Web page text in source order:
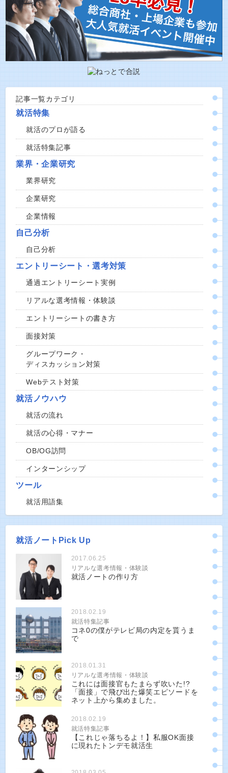
記事一覧カテゴリ
就活特集
就活のプロが語る
就活特集記事
業界・企業研究
業界研究
企業研究
企業情報
自己分析
自己分析
エントリーシート・選考対策
通過エントリーシート実例
リアルな選考情報・体験談
エントリーシートの書き方
面接対策
グループワーク・
ディスカッション対策
Webテスト対策
就活ノウハウ
就活の流れ
就活の心得・マナー
OB/OG訪問
インターンシップ
ツール
就活用語集
就活ノートPick Up
2017.06.25
リアルな選考情報・体験談
就活ノートの作り方
2018.02.19
就活特集記事
コネ0の僕がテレビ局の内定を貰うま
で
2018.01.31
リアルな選考情報・体験談
これには面接官もたまらず吹いた!?
「面接」で飛び出た爆笑エピソードを
ネット上から集めました。
2018.02.19
就活特集記事
【これじゃ落ちるよ！】私服OK面接
に現れたトンデモ就活生